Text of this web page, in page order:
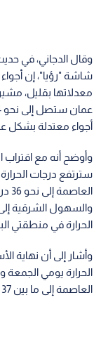
وقال الدجاني، في
شاشة "رؤيا"، إن
معدلاتها بقليل،
أجواء معتدلة بشكل
وأوضح أنه مع اقتراب
سترتفع درجات
الحرارة في منطقتي
وأشار إلى أن نهاية
الحرارة يومي
العاصمة إلى ما بين 37 و38 درجة مئوية.